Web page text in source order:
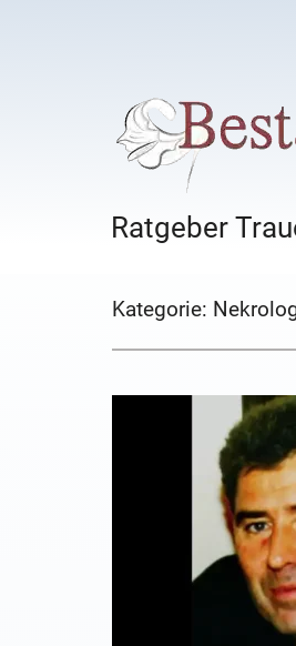
Ratgeber
Kategorie: